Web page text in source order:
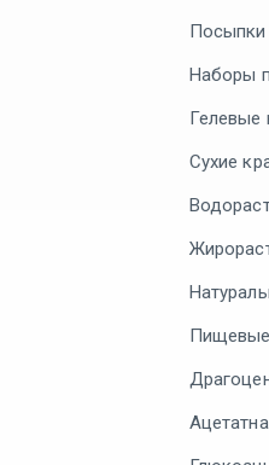
Наборы
Гелевые
Сухие